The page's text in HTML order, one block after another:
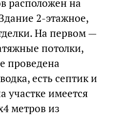
расположен на
2-этажное,
На первом —
потолки,
проведена
есть септик и
участке имеется
метров из